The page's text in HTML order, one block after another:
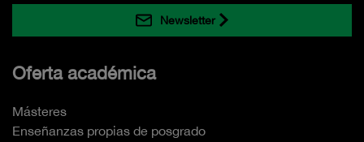
Newsletter
Oferta académica
Másteres
Enseñanzas propias de posgrado